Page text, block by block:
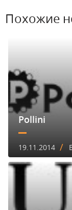
Похожие
Pollini
19.11.2014 /